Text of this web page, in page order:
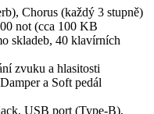
Chorus (každý 3 stupně)
not (cca 100 KB
skladeb, 40 klavírních
zvuku a hlasitosti
a Soft pedál
USB port (Type-B),